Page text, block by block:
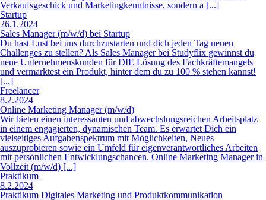
Verkaufsgeschick und Marketingkenntnisse, sondern a [...]
Startup
26.1.2024
Sales Manager (m/w/d) bei Startup
Du hast Lust bei uns durchzustarten und dich jeden Tag neuen
Challenges zu stellen? Als Sales Manager bei Studyflix gewinnst du
neue Unternehmenskunden für DIE Lösung des Fachkräftemangels
und vermarktest ein Produkt, hinter dem du zu 100 % stehen kannst!
[...]
Freelancer
8.2.2024
Online Marketing Manager (m/w/d)
Wir bieten einen interessanten und abwechslungsreichen Arbeitsplatz
in einem engagierten, dynamischen Team. Es erwartet Dich ein
vielseitiges Aufgabenspektrum mit Möglichkeiten, Neues
auszuprobieren sowie ein Umfeld für eigenverantwortliches Arbeiten
mit persönlichen Entwicklungschancen. Online Marketing Manager in
Vollzeit (m/w/d) [...]
Praktikum
8.2.2024
Praktikum Digitales Marketing und Produktkommunikation